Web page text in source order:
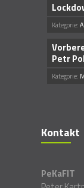
Kategorie:
Petr
Kategorie:
Kontakt
PeKaFIT